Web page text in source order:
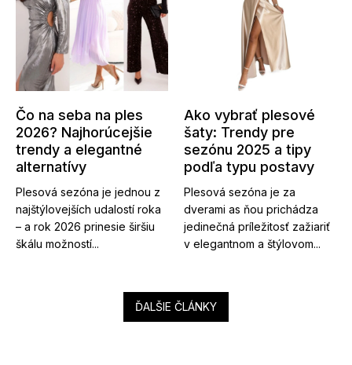
Čo na seba na ples
2026? Najhorúcejšie
trendy a elegantné
alternatívy
Plesová sezóna je jednou z
najštýlovejších udalostí roka
– a rok 2026 prinesie širšiu
škálu možností...
Ako vybrať plesové
šaty: Trendy pre
sezónu 2025 a tipy
podľa typu postavy
Plesová sezóna je za
dverami as ňou prichádza
jedinečná príležitosť zažiariť
v elegantnom a štýlovom...
ĎALŠIE ČLÁNKY